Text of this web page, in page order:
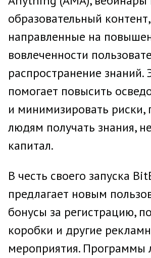
образовательный контент,
направленные на
вовлеченности
распространение знаний.
помогает повысить
и минимизировать риски,
людям получать знания,
капитал.
В честь своего запуска
предлагает новым
бонусы за регистрацию,
коробки и другие
мероприятия. Программы